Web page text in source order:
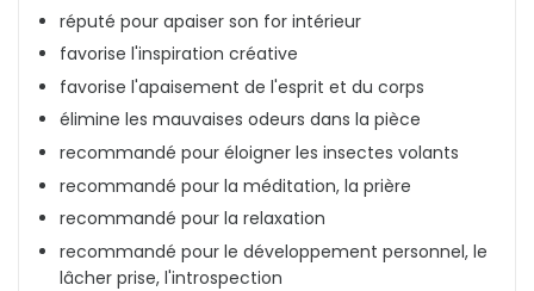
réputé pour apaiser son for intérieur
favorise l'inspiration créative
favorise l'apaisement de l'esprit et du corps
élimine les mauvaises odeurs dans la pièce
recommandé pour éloigner les insectes volants
recommandé pour la méditation, la prière
recommandé pour la relaxation
recommandé pour le développement personnel, le
lâcher prise, l'introspection